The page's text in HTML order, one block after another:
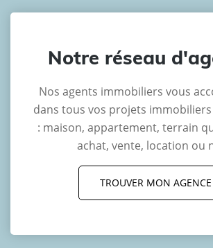
Notre réseau
Nos agents immobiliers vous
dans tous vos projets
: maison, appartement, terrain
achat, vente, location ou
TROUVER MON AGENCE